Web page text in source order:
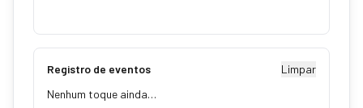
Registro de eventos
Limpar
Nenhum toque ainda…